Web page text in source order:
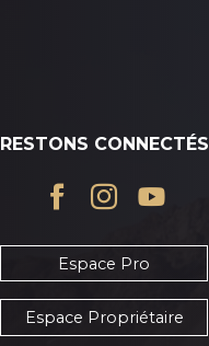
RESTONS CONNECTÉS
Espace Pro
Espace Propriétaire